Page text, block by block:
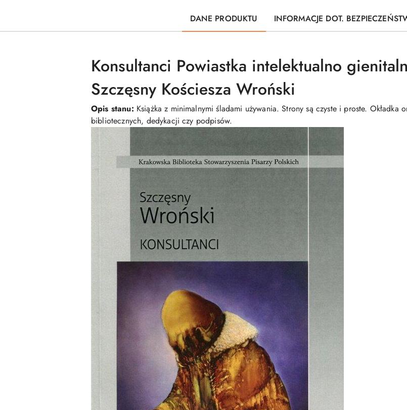
DANE PRODUKTU INFORMACJE DOT.
Konsultanci Powiastka intelektualno
Szczęsny Kościesza Wroński
Opis stanu: Książka z minimalnymi śladami używania. Strony są czyste i proste.
bibliotecznych, dedykacji czy podpisów.